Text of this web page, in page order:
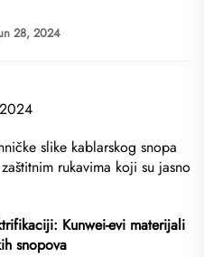
28, 2024
slike kablarskog snopa
rukavima koji su jasno
Kunwei-evi materijali
snopova